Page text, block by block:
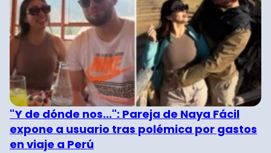
"Y de dónde nos...": Pareja de Naya Fácil
expone a usuario tras polémica por gastos
en viaje a Perú